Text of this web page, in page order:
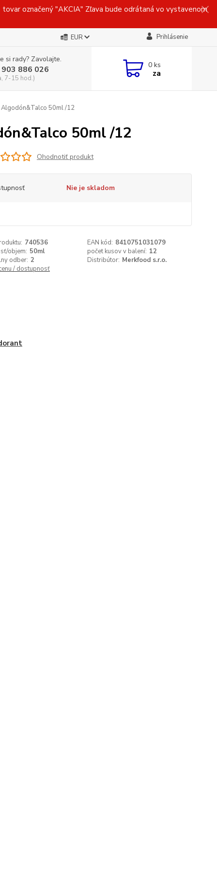
označený "AKCIA" Zľava bude odrátaná vo vystavenom
EUR Prihlásenie
si rady? Zavolajte.
886 026
7-15 hod.)
0 ks
za
Algodón&Talco 50ml /12
50ml /12
Ohodnotiť produkt
Nie je skladom
740536 EAN kód: 8410751031079
objem: 50ml počet kusov v balení: 12
odber: 2 Distribútor: Merkfood s.r.o.
/ dostupnosť